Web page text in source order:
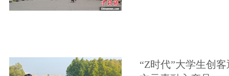
“Z时代”大学生创